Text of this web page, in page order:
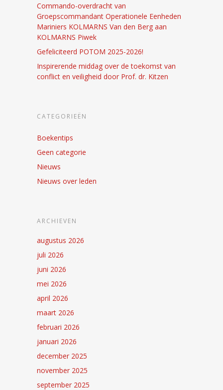
Commando-overdracht van
Groepscommandant Operationele Eenheden
Mariniers KOLMARNS Van den Berg aan
KOLMARNS Piwek
Gefeliciteerd POTOM 2025-2026!
Inspirerende middag over de toekomst van
conflict en veiligheid door Prof. dr. Kitzen
CATEGORIEËN
Boekentips
Geen categorie
Nieuws
Nieuws over leden
ARCHIEVEN
augustus 2026
juli 2026
juni 2026
mei 2026
april 2026
maart 2026
februari 2026
januari 2026
december 2025
november 2025
september 2025